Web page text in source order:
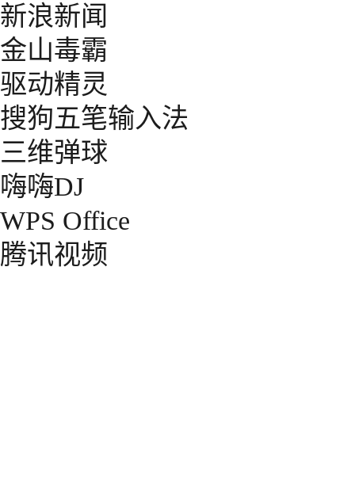
新浪新闻
金山毒霸
驱动精灵
搜狗五笔输入法
三维弹球
嗨嗨DJ
WPS Office
腾讯视频